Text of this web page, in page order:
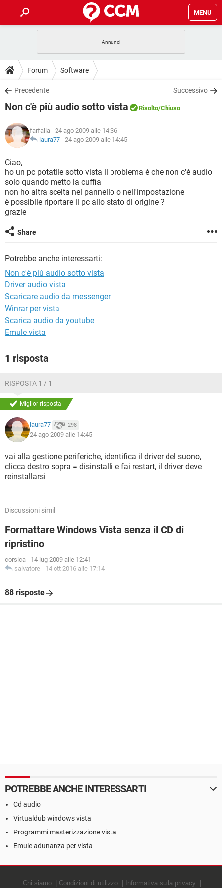
MENU
INTRATTENIMENTO
iOS
INSTAGRAM WHATSAPP
TIKTOK
HARDWARE
GUIDE
COVID-19
INSTAGRAM
TIKTOK
HARDWARE
DOWNLOAD
COVID-19 GAMING
INTRATTENIMENTO
iOS WINDOWS 10
INSTAGRAM
TIKTOK FACEBOOK
HARDWARE
COVID-19
INTRATTENIMENTO
iOS
INSTAGRAM
TIKTOK FACEBOOK
HARDWARE
GLOSSARIO
COVID-19
INTRATTENIMENTO ANDROID
iOS WINDOWS 10
INSTAGRAM WHATSAPP
TIKTOK
Forum Software
Precedente Successivo
Non c'è più audio sotto vista Risolto/Chiuso
farfalla - 24 ago 2009 alle 14:36
laura77 - 24 ago 2009 alle 14:45
Ciao,
ho un pc potatile sotto vista il problema è che non c'è audio
solo quando metto la cuffia
non ho altra scelta nel pannello o nell'impostazione
è possibile riportare il pc allo stato di origine ?
grazie
Share
Potrebbe anche interessarti:
Non c'è più audio sotto vista
Driver audio vista
Scaricare audio da messenger
Winrar per vista
Scarica audio da youtube
Emule vista
1 risposta
RISPOSTA 1 / 1
Miglior risposta
laura77 298
24 ago 2009 alle 14:45
vai alla gestione periferiche, identifica il driver del suono,
clicca destro sopra = disinstalli e fai restart, il driver deve
reinstallarsi
Discussioni simili
Formattare Windows Vista senza il CD di
ripristino
corsica - 14 lug 2009 alle 12:41
salvatore - 14 ott 2016 alle 17:14
88 risposte
POTREBBE ANCHE INTERESSARTI
Cd audio
Virtualdub windows vista
Programmi masterizzazione vista
Emule adunanza per vista
Chi siamo Condizioni di utilizzo Informativa sulla privacy